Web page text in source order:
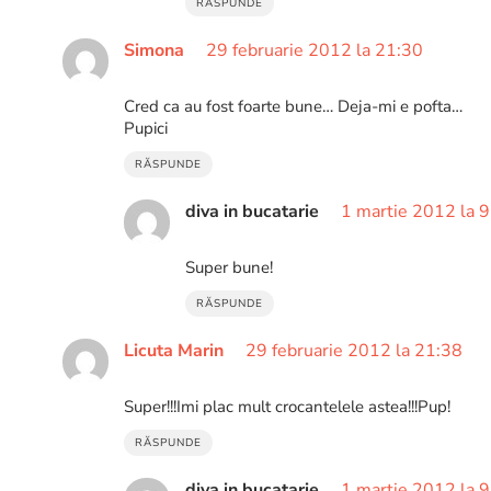
RĂSPUNDE
Simona 29 februarie 2012 la 21:30
Cred ca au fost foarte bune… Deja-mi e pofta…
Pupici
RĂSPUNDE
diva in bucatarie 1 martie 2012 la
Super bune!
RĂSPUNDE
Licuta Marin 29 februarie 2012 la 21:38
Super!!!Imi plac mult crocantelele astea!!!Pup!
RĂSPUNDE